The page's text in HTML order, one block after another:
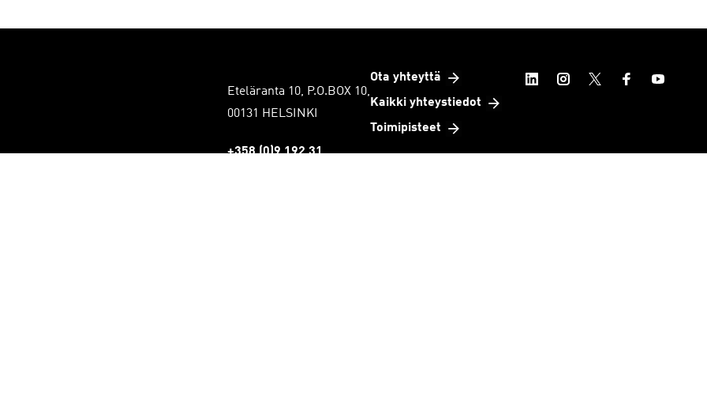
Eteläranta 10, P.O.BOX 10,
00131 HELSINKI
+358 (0)9 192 31
Ota yhteyttä
Kaikki yhteystiedot
Toimipisteet